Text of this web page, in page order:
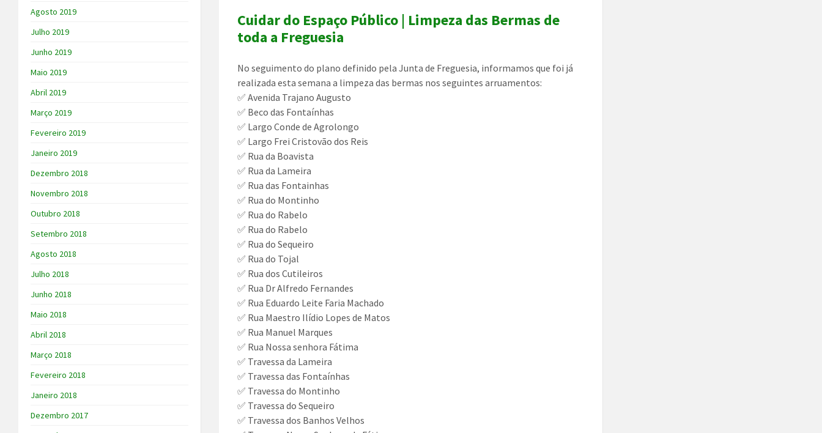
Cuidar do Espaço Público | Limpeza das Bermas de
toda a Freguesia
No seguimento do plano definido pela Junta de Freguesia, informamos que foi já
realizada esta semana a limpeza das bermas nos seguintes arruamentos:
✅ Avenida Trajano Augusto
✅ Beco das Fontaínhas
✅ Largo Conde de Agrolongo
✅ Largo Frei Cristovão dos Reis
✅ Rua da Boavista
✅ Rua da Lameira
✅ Rua das Fontainhas
✅ Rua do Montinho
✅ Rua do Rabelo
✅ Rua do Rabelo
✅ Rua do Sequeiro
✅ Rua do Tojal
✅ Rua dos Cutileiros
✅ Rua Dr Alfredo Fernandes
✅ Rua Eduardo Leite Faria Machado
✅ Rua Maestro Ilídio Lopes de Matos
✅ Rua Manuel Marques
✅ Rua Nossa senhora Fátima
✅ Travessa da Lameira
✅ Travessa das Fontaínhas
✅ Travessa do Montinho
✅ Travessa do Sequeiro
✅ Travessa dos Banhos Velhos
Agosto 2019
Julho 2019
Junho 2019
Maio 2019
Abril 2019
Março 2019
Fevereiro 2019
Janeiro 2019
Dezembro 2018
Novembro 2018
Outubro 2018
Setembro 2018
Agosto 2018
Julho 2018
Junho 2018
Maio 2018
Abril 2018
Março 2018
Fevereiro 2018
Janeiro 2018
Dezembro 2017